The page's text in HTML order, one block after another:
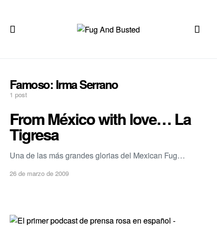
Famoso: Irma Serrano
1 post
From México with love… La
Tigresa
Una de las más grandes glorias del Mexican Fug…
26 de marzo de 2009